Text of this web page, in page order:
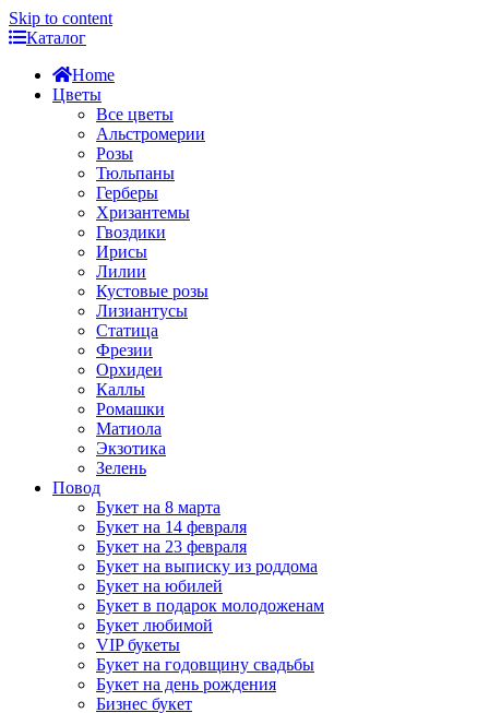
Skip to content
Каталог
Home
Цветы
Все цветы
Альстромерии
Розы
Тюльпаны
Герберы
Хризантемы
Гвоздики
Ирисы
Лилии
Кустовые розы
Лизиантусы
Статица
Фрезии
Орхидеи
Каллы
Ромашки
Матиола
Экзотика
Зелень
Повод
Букет на 8 марта
Букет на 14 февраля
Букет на 23 февраля
Букет на выписку из роддома
Букет на юбилей
Букет в подарок молодоженам
Букет любимой
VIP букеты
Букет на годовщину свадьбы
Букет на день рождения
Бизнес букет